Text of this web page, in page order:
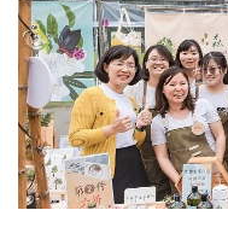
登入
刊登